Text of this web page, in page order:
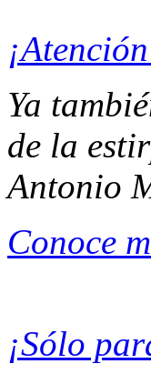
Ya
de la
Antonio
Conoce
¡Sólo